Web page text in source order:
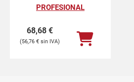
PROFESIONAL
68,68 €
56,76 €